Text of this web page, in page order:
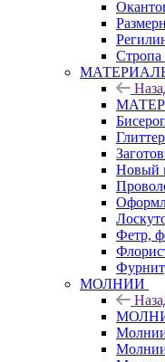
Стропа
Глиттер
Новый
Фетр,
МОЛНИИ